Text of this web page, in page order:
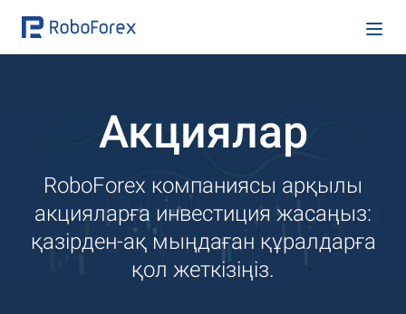
Акциялар
RoboForex компаниясы арқылы
акцияларға инвестиция жасаңыз:
қазірден-ақ мыңдаған құралдарға
қол жеткізіңіз.